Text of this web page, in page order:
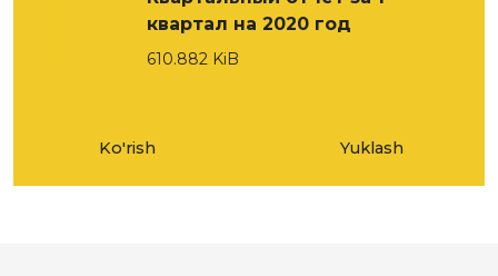
квартал на 2020 год
610.882 KiB
Ko'rish Yuklash